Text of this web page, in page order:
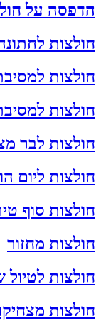
הדפסה על
חולצות
חולצות
חולצות
חולצות לבר
חולצות ליום
חולצות סוף
חולצות מחזור
חולצות לטיול
חולצות